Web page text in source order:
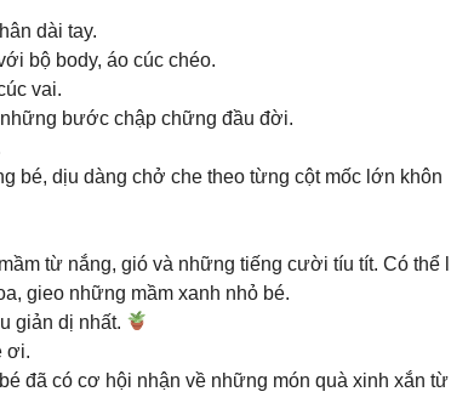
dài tay.
bộ body, áo cúc chéo.
vai.
bước chập chững đầu đời.
bé, dịu dàng chở che theo từng cột mốc lớn khôn
từ nắng, gió và những tiếng cười tíu tít. Có thể l
gieo những mầm xanh nhỏ bé.
giản dị nhất.
ơi.
đã có cơ hội nhận về những món quà xinh xắn từ